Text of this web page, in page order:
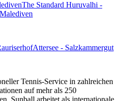
The Standard Huruvalhi -
Attersee - Salzkammergut
Tennis-Service in zahlreichen
auf mehr als 250